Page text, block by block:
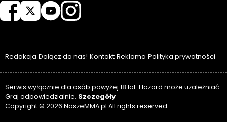
Redakcja Dołącz do nas! Kontakt Reklama Polityka prywatności
Serwis wyłącznie dla osób powyżej 18 lat. Hazard może uzależniać.
Graj odpowiedzialnie. Szczegóły
Copyright © 2026 NaszeMMA.pl All rights reserved.